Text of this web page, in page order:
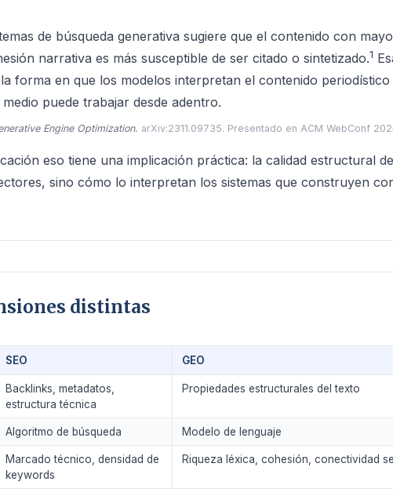
de búsqueda generativa sugiere que el contenido con
narrativa es más susceptible de ser citado o sintetizado.1
forma en que los modelos interpretan el contenido
puede trabajar desde adentro.
Engine Optimization. arXiv:2311.09735. Presentado en ACM WebConf
eso tiene una implicación práctica: la calidad estructural
sino cómo lo interpretan los sistemas que construyen
distintas
SEO GEO
Backlinks, metadatos,
estructura técnica
Propiedades estructurales del texto
Algoritmo de búsqueda Modelo de lenguaje
Marcado técnico, densidad de
keywords
Riqueza léxica, cohesión, conectividad